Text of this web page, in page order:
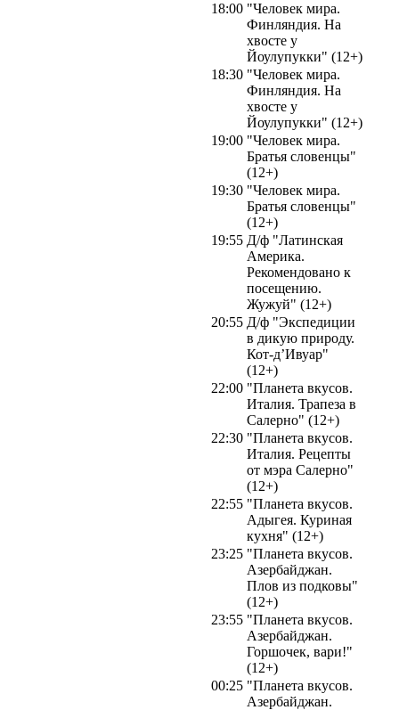
18:00 "Человек мира.
Финляндия. На
хвосте у
Йоулупукки" (12+)
18:30 "Человек мира.
Финляндия. На
хвосте у
Йоулупукки" (12+)
19:00 "Человек мира.
Братья словенцы"
(12+)
19:30 "Человек мира.
Братья словенцы"
(12+)
19:55 Д/ф "Латинская
Америка.
Рекомендовано к
посещению.
Жужуй" (12+)
20:55 Д/ф "Экспедиции
в дикую природу.
Кот-д’Ивуар"
(12+)
22:00 "Планета вкусов.
Италия. Трапеза в
Салерно" (12+)
22:30 "Планета вкусов.
Италия. Рецепты
от мэра Салерно"
(12+)
22:55 "Планета вкусов.
Адыгея. Куриная
кухня" (12+)
23:25 "Планета вкусов.
Азербайджан.
Плов из подковы"
(12+)
23:55 "Планета вкусов.
Азербайджан.
Горшочек, вари!"
(12+)
00:25 "Планета вкусов.
Азербайджан.